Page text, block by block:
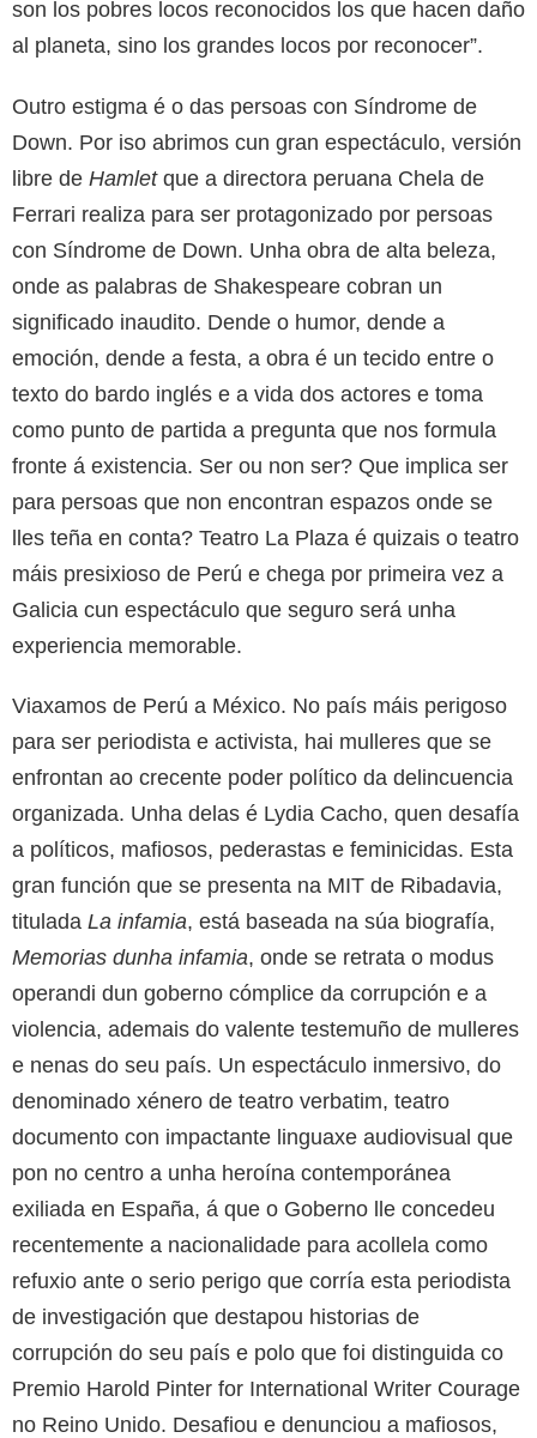
son los pobres locos reconocidos los que hacen daño
al planeta, sino los grandes locos por reconocer”.
Outro estigma é o das persoas con Síndrome de
Down. Por iso abrimos cun gran espectáculo, versión
libre de Hamletque a directora peruana Chela de
Ferrari realiza para ser protagonizado por persoas
con Síndrome de Down. Unha obra de alta beleza,
onde as palabras de Shakespeare cobran un
significado inaudito. Dende o humor, dende a
emoción, dende a festa, a obra é un tecido entre o
texto do bardo inglés e a vida dos actores e toma
como punto de partida a pregunta que nos formula
fronte á existencia. Ser ou non ser? Que implica ser
para persoas que non encontran espazos onde se
lles teña en conta? Teatro La Plaza é quizais o teatro
máis presixioso de Perú e chega por primeira vez a
Galicia cun espectáculo que seguro será unha
experiencia memorable.
Viaxamos de Perú a México. No país máis perigoso
para ser periodista e activista, hai mulleres que se
enfrontan ao crecente poder político da delincuencia
organizada. Unha delas é Lydia Cacho, quen desafía
a políticos, mafiosos, pederastas e feminicidas. Esta
gran función que se presenta na MIT de Ribadavia,
titulada La infamia, está baseada na súa biografía,
Memorias dunha infamia, onde se retrata o modus
operandi dun goberno cómplice da corrupción e a
violencia, ademais do valente testemuño de mulleres
e nenas do seu país. Un espectáculo inmersivo, do
denominado xénero de teatro verbatim, teatro
documento con impactante linguaxe audiovisual que
pon no centro a unha heroína contemporánea
exiliada en España, á que o Goberno lle concedeu
recentemente a nacionalidade para acollela como
refuxio ante o serio perigo que corría esta periodista
de investigación que destapou historias de
corrupción do seu país e polo que foi distinguida co
Premio Harold Pinter for International Writer Courage
no Reino Unido. Desafiou e denunciou a mafiosos,